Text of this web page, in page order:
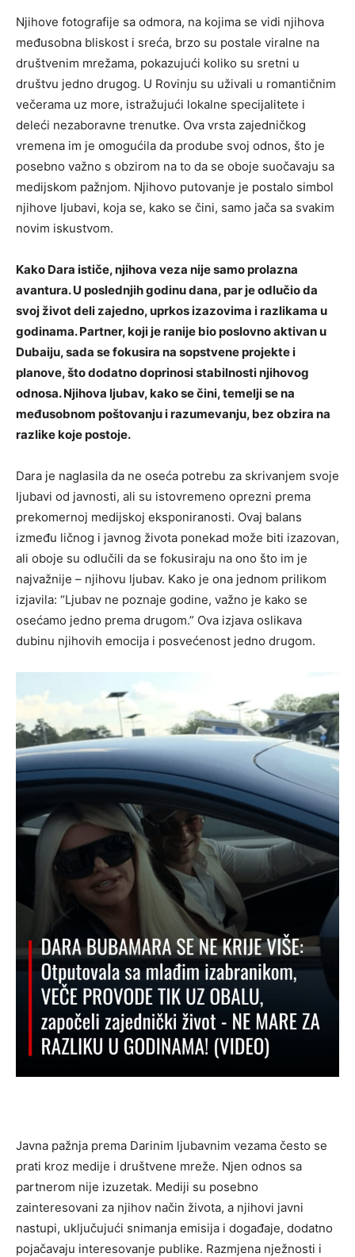
Njihove fotografije sa odmora, na kojima se vidi njihova
međusobna bliskost i sreća, brzo su postale viralne na
društvenim mrežama, pokazujući koliko su sretni u
društvu jedno drugog. U Rovinju su uživali u romantičnim
večerama uz more, istražujući lokalne specijalitete i
deleći nezaboravne trenutke. Ova vrsta zajedničkog
vremena im je omogućila da prodube svoj odnos, što je
posebno važno s obzirom na to da se oboje suočavaju sa
medijskom pažnjom. Njihovo putovanje je postalo simbol
njihove ljubavi, koja se, kako se čini, samo jača sa svakim
novim iskustvom.
Kako Dara ističe, njihova veza nije samo prolazna
avantura. U poslednjih godinu dana, par je odlučio da
svoj život deli zajedno, uprkos izazovima i razlikama u
godinama. Partner, koji je ranije bio poslovno aktivan u
Dubaiju, sada se fokusira na sopstvene projekte i
planove, što dodatno doprinosi stabilnosti njihovog
odnosa.Njihova ljubav, kako se čini, temelji se na
međusobnom poštovanju i razumevanju, bez obzira na
razlike koje postoje.
Dara je naglasila da ne oseća potrebu za skrivanjem svoje
ljubavi od javnosti, ali su istovremeno oprezni prema
prekomernoj medijskoj eksponiranosti. Ovaj balans
između ličnog i javnog života ponekad može biti izazovan,
ali oboje su odlučili da se fokusiraju na ono što im je
najvažnije – njihovu ljubav. Kako je ona jednom prilikom
izjavila: “Ljubav ne poznaje godine, važno je kako se
osećamo jedno prema drugom.” Ova izjava oslikava
dubinu njihovih emocija i posvećenost jedno drugom.
Javna pažnja prema Darinim ljubavnim vezama često se
prati kroz medije i društvene mreže. Njen odnos sa
partnerom nije izuzetak. Mediji su posebno
zainteresovani za njihov način života, a njihovi javni
nastupi, uključujući snimanja emisija i događaje, dodatno
pojačavaju interesovanje publike. Razmjena nježnosti i